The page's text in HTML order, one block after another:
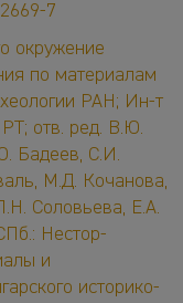
7
окружение
по материалам
РАН; Ин-т
отв. ред. В.Ю.
Бадеев, С.И.
М.Д. Кочанова,
Соловьева, Е.А.
Нестор-
и
историко-